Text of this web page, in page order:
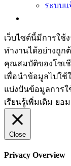
ระบบแ
เว็บไซต์นี้มีการใช้
ทำงานได้อย่างถูก
คุณสมบัติของโซเชี
เพื่อนำข้อมูลไปใ
แบ่งปันข้อมูลการใ
เรียนรู้เพิ่มเติม ยอ
Close
Privacy Overview